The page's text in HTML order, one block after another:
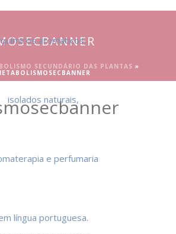
SECUNDÁRIO DAS PLANTAS »